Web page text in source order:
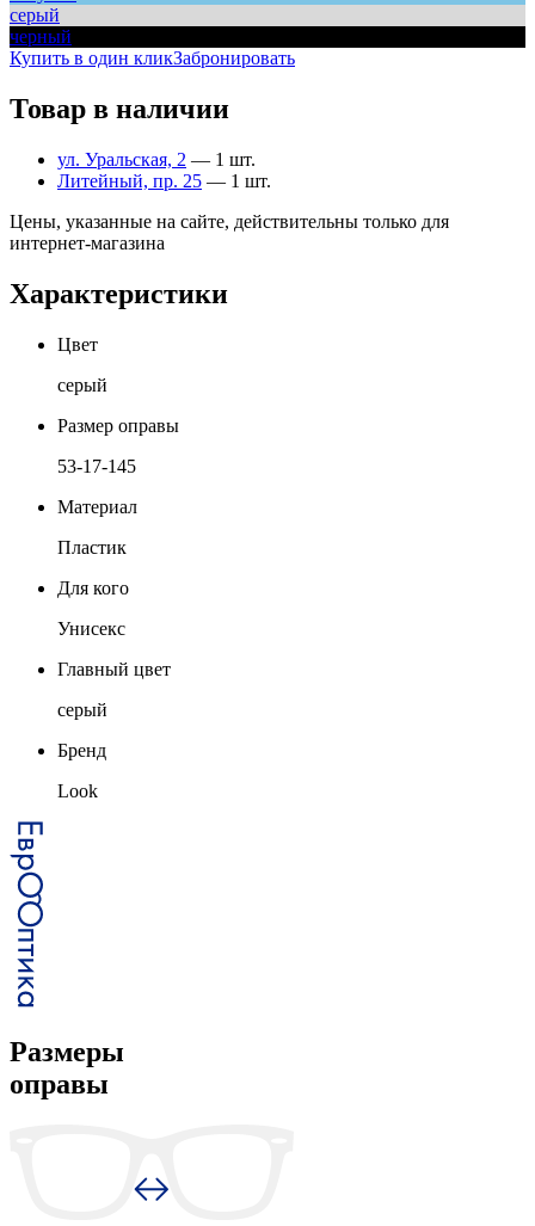
серый
черный
Купить в один кликЗабронировать
Товар в наличии
ул. Уральская, 2 — 1 шт.
Литейный, пр. 25 — 1 шт.
Цены, указанные на сайте, действительны только для
интернет-магазина
Характеристики
Цвет
серый
Размер оправы
53-17-145
Материал
Пластик
Для кого
Унисекс
Главный цвет
серый
Бренд
Look
Размеры
оправы